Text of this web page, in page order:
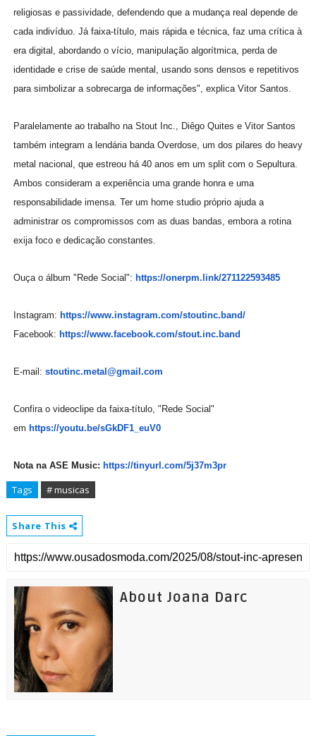
religiosas e passividade, defendendo que a mudança real depende de
cada indivíduo. Já faixa-título, mais rápida e técnica, faz uma crítica à
era digital, abordando o vício, manipulação algorítmica, perda de
identidade e crise de saúde mental, usando sons densos e repetitivos
para simbolizar a sobrecarga de informações", explica Vitor Santos.
Paralelamente ao trabalho na Stout Inc., Diêgo Quites e Vitor Santos
também integram a lendária banda Overdose, um dos pilares do heavy
metal nacional, que estreou há 40 anos em um split com o Sepultura.
Ambos consideram a experiência uma grande honra e uma
responsabilidade imensa. Ter um home studio próprio ajuda a
administrar os compromissos com as duas bandas, embora a rotina
exija foco e dedicação constantes.
Ouça o álbum "Rede Social": https://onerpm.link/271122593485
Instagram: https://www.instagram.com/stoutinc.band/
Facebook: https://www.facebook.com/stout.inc.band
E-mail: stoutinc.metal@gmail.com
Confira o videoclipe da faixa-título, "Rede Social"
em https://youtu.be/sGkDF1_euV0
Nota na ASE Music: https://tinyurl.com/5j37m3pr
Tags # musicas
Share This
About Joana Darc